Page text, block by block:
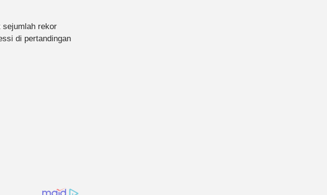
sejumlah rekor
di pertandingan